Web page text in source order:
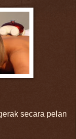
secara pelan